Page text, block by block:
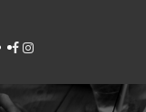
content
Facebook
Instagram